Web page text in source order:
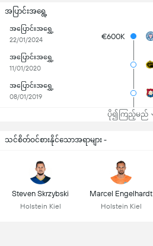
အပြာင်းအရွေ့
အပြောင်းအရွှေ့
22/01/2024
€600K
အပြောင်းအရွှေ့
11/01/2020
အပြောင်းအရွှေ့
08/01/2019
ပို၍ကြည့်မည်
သင်စိတ်ဝင်စားနိုင်သောအရာများ -
Steven Skrzybski
Holstein Kiel
Marcel Engelhardt
Holstein Kiel